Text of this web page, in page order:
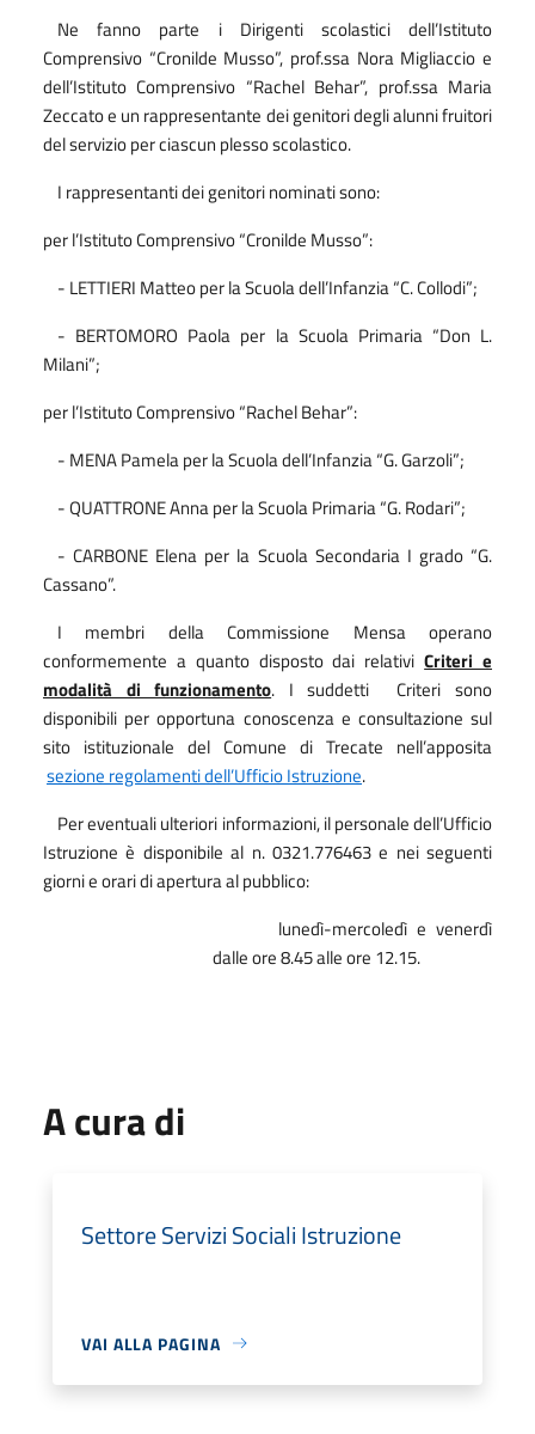
Ne fanno parte i Dirigenti scolastici dell’Istituto
Comprensivo “Cronilde Musso”, prof.ssa Nora Migliaccio e
dell’Istituto Comprensivo “Rachel Behar”, prof.ssa Maria
Zeccato e un rappresentante dei genitori degli alunni fruitori
del servizio per ciascun plesso scolastico.
I rappresentanti dei genitori nominati sono:
per l’Istituto Comprensivo “Cronilde Musso”:
- LETTIERI Matteo per la Scuola dell’Infanzia “C. Collodi”;
- BERTOMORO Paola per la Scuola Primaria “Don L.
Milani”;
per l’Istituto Comprensivo “Rachel Behar”:
- MENA Pamela per la Scuola dell’Infanzia “G. Garzoli”;
- QUATTRONE Anna per la Scuola Primaria “G. Rodari”;
- CARBONE Elena per la Scuola Secondaria I grado “G.
Cassano”.
I membri della Commissione Mensa operano
conformemente a quanto disposto dai relativiCriteri e
modalità di funzionamento. I suddetti Criteri sono
disponibili per opportuna conoscenza e consultazione sul
sito istituzionale del Comune di Trecate nell’apposita
sezione regolamenti dell’Ufficio Istruzione.
Per eventuali ulteriori informazioni, il personale dell’Ufficio
Istruzione è disponibile al n. 0321.776463 e nei seguenti
giorni e orari di apertura al pubblico:
lunedì-mercoledì e venerdì
dalle ore 8.45 alle ore 12.15.
A cura di
Settore Servizi Sociali Istruzione
VAI ALLA PAGINA